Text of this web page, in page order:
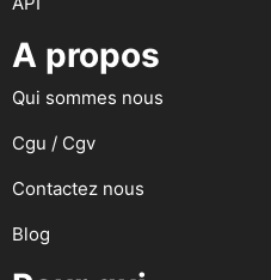
A propos
Qui sommes nous
Cgu / Cgv
Contactez nous
Blog